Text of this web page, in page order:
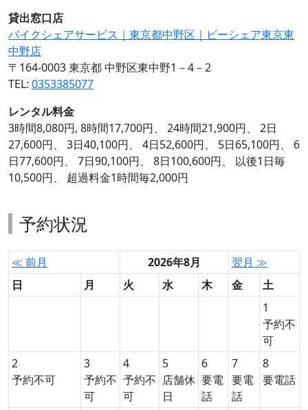
貸出窓口店
バイクシェアサービス｜東京都中野区｜ビーシェア東京東
中野店
〒164-0003 東京都 中野区東中野1－4－2
TEL: 0353385077
レンタル料金
3時間8,080円, 8時間17,700円、 24時間21,900円、 2日
27,600円、 3日40,100円、 4日52,600円、 5日65,100円、 6
日77,600円、 7日90,100円、 8日100,600円、 以後1日毎
10,500円、 超過料金1時間毎2,000円
予約状況
≪ 前月 2026年8月
翌月 ≫
日
月 火 水 木 金
土
1
予約不
可
2
予約不可
3
予約不
可
4
予約不
可
5
店舗休
日
6
要電
話
7
要電
話
8
要電話